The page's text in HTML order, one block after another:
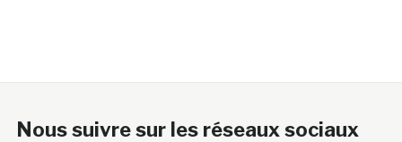
Nous suivre sur les réseaux sociaux